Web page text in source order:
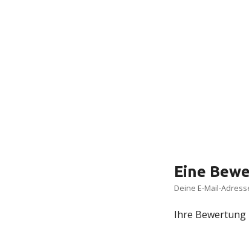
Eine
Deine E-Mail-
Ihre Bewertung